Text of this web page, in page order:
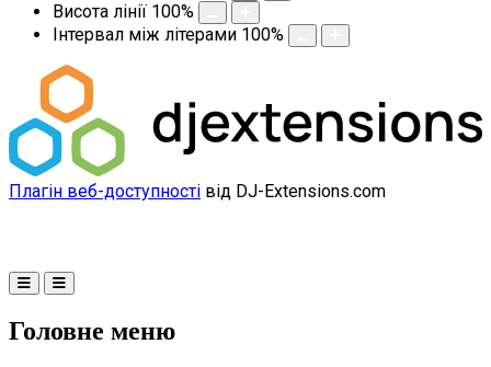
Висота лінії 100%
Інтервал між літерами 100%
Плагін веб-доступності від DJ-Extensions.com
Головне меню